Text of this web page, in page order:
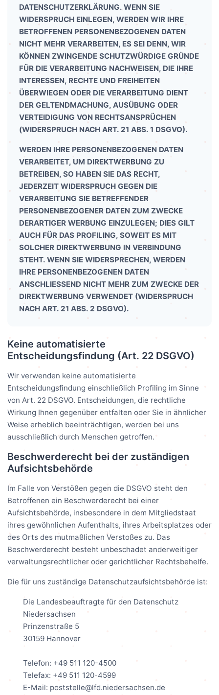
DATENSCHUTZERKLÄRUNG. WENN SIE
WIDERSPRUCH EINLEGEN, WERDEN WIR IHRE
BETROFFENEN PERSONENBEZOGENEN DATEN
NICHT MEHR VERARBEITEN, ES SEI DENN, WIR
KÖNNEN ZWINGENDE SCHUTZWÜRDIGE GRÜNDE
FÜR DIE VERARBEITUNG NACHWEISEN, DIE IHRE
INTERESSEN, RECHTE UND FREIHEITEN
ÜBERWIEGEN ODER DIE VERARBEITUNG DIENT
DER GELTENDMACHUNG, AUSÜBUNG ODER
VERTEIDIGUNG VON RECHTSANSPRÜCHEN
(WIDERSPRUCH NACH ART. 21 ABS. 1 DSGVO).
WERDEN IHRE PERSONENBEZOGENEN DATEN
VERARBEITET, UM DIREKTWERBUNG ZU
BETREIBEN, SO HABEN SIE DAS RECHT,
JEDERZEIT WIDERSPRUCH GEGEN DIE
VERARBEITUNG SIE BETREFFENDER
PERSONENBEZOGENER DATEN ZUM ZWECKE
DERARTIGER WERBUNG EINZULEGEN; DIES GILT
AUCH FÜR DAS PROFILING, SOWEIT ES MIT
SOLCHER DIREKTWERBUNG IN VERBINDUNG
STEHT. WENN SIE WIDERSPRECHEN, WERDEN
IHRE PERSONENBEZOGENEN DATEN
ANSCHLIESSEND NICHT MEHR ZUM ZWECKE DER
DIREKTWERBUNG VERWENDET (WIDERSPRUCH
NACH ART. 21 ABS. 2 DSGVO).
Keine automatisierte
Entscheidungsfindung (Art. 22 DSGVO)
Wir verwenden keine automatisierte
Entscheidungsfindung einschließlich Profiling im Sinne
von Art. 22 DSGVO. Entscheidungen, die rechtliche
Wirkung Ihnen gegenüber entfalten oder Sie in ähnlicher
Weise erheblich beeinträchtigen, werden bei uns
ausschließlich durch Menschen getroffen.
Beschwerderecht bei der zuständigen
Aufsichtsbehörde
Im Falle von Verstößen gegen die DSGVO steht den
Betroffenen ein Beschwerderecht bei einer
Aufsichtsbehörde, insbesondere in dem Mitgliedstaat
ihres gewöhnlichen Aufenthalts, ihres Arbeitsplatzes oder
des Orts des mutmaßlichen Verstoßes zu. Das
Beschwerderecht besteht unbeschadet anderweitiger
verwaltungsrechtlicher oder gerichtlicher Rechtsbehelfe.
Die für uns zuständige Datenschutzaufsichtsbehörde ist:
Die Landesbeauftragte für den Datenschutz
Niedersachsen
Prinzenstraße 5
30159 Hannover
Telefon: +49 511 120-4500
Telefax: +49 511 120-4599
E-Mail: poststelle@lfd.niedersachsen.de